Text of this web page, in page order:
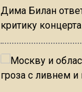
Дима Билан
критику